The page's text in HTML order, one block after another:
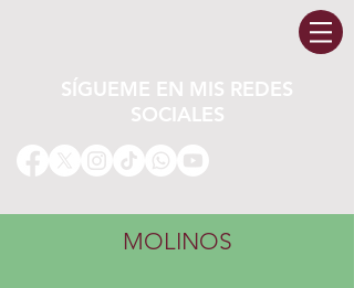
SÍGUEME EN MIS REDES
SOCIALES
MOLINOS